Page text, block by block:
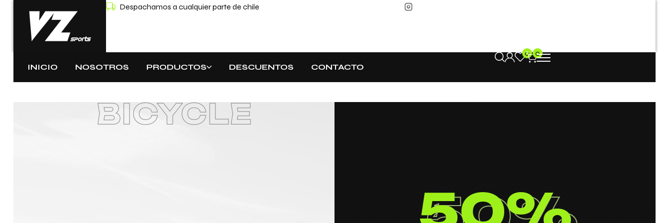
Despachamos a cualquier parte de chile
INICIO NOSOTROS PRODUCTOS DESCUENTOS CONTACTO
0 0